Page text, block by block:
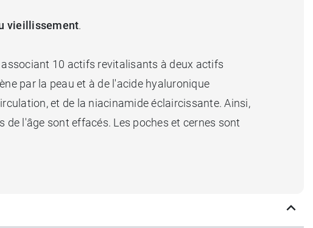
vieillissement.
10 actifs revitalisants à deux actifs
par la peau et à de l'acide hyaluronique
et de la niacinamide éclaircissante. Ainsi,
l'âge sont effacés. Les poches et cernes sont